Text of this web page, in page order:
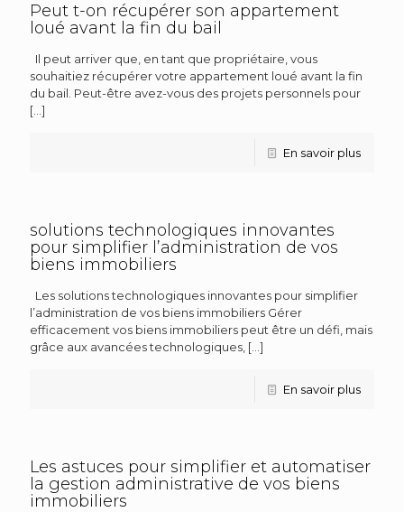
Peut t-on récupérer son appartement
loué avant la fin du bail
Il peut arriver que, en tant que propriétaire, vous
souhaitiez récupérer votre appartement loué avant la fin
du bail. Peut-être avez-vous des projets personnels pour
[…]
En savoir plus
solutions technologiques innovantes
pour simplifier l’administration de vos
biens immobiliers
Les solutions technologiques innovantes pour simplifier
l’administration de vos biens immobiliers Gérer
efficacement vos biens immobiliers peut être un défi, mais
grâce aux avancées technologiques, […]
En savoir plus
Les astuces pour simplifier et automatiser
la gestion administrative de vos biens
immobiliers